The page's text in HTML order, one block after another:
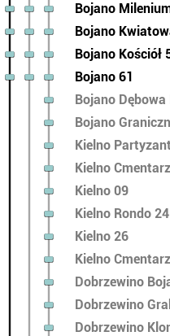
Bojano
Bojano
Bojano Kościół
Bojano 61
Bojano Dębowa
Bojano
Kielno
Kielno
Kielno 09
Kielno Rondo 24
Kielno 26
Kielno
Dobrzewino
Dobrzewino
Dobrzewino